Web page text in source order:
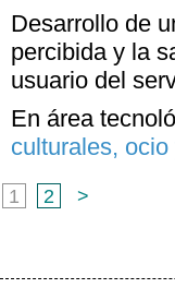
Desarrollo de
percibida y la
usuario del
En área
culturales,
1 2 >